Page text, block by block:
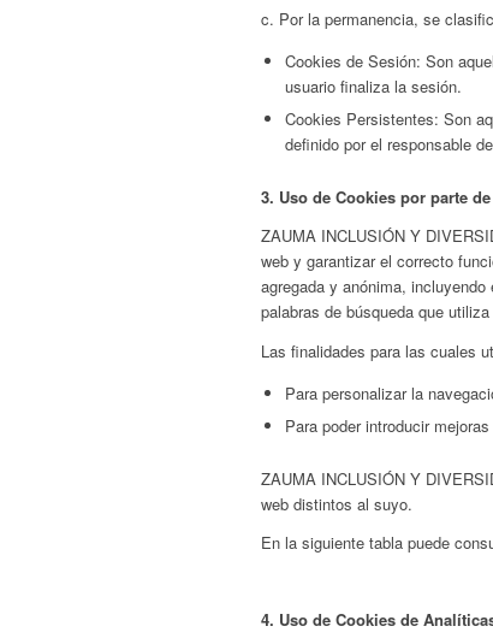
c. Por la permanencia, se
Cookies de Sesión: Son
usuario finaliza la sesión.
Cookies Persistentes: Son
definido por el responsable
3. Uso de Cookies por parte
ZAUMA INCLUSIÓN Y
web y garantizar el correcto
agregada y anónima,
palabras de búsqueda que
Las finalidades para las cuales
Para personalizar la
Para poder introducir
ZAUMA INCLUSIÓN Y
web distintos al suyo.
En la siguiente tabla puede
4. Uso de Cookies de